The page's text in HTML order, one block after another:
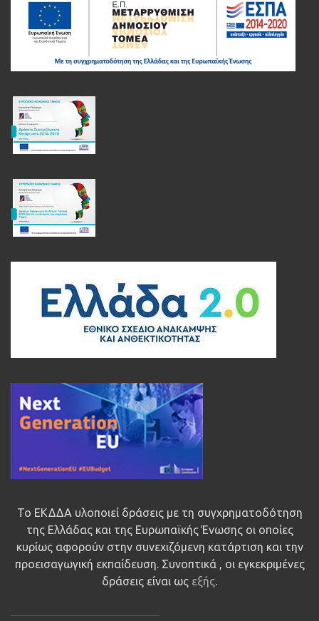
Το ΕΚΔΔΑ υλοποιεί δράσεις με τη συγχρηματοδότηση
της Ελλάδας και της Ευρωπαϊκής Ένωσης οι οποίες
κυρίως αφορούν στην συνεχιζόμενη κατάρτιση και την
προεισαγωγική εκπαίδευση. Συνοπτικά , οι εγκεκριμένες
δράσεις είναι ως εξής.